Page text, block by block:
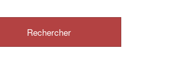
✕
Vous êtes un